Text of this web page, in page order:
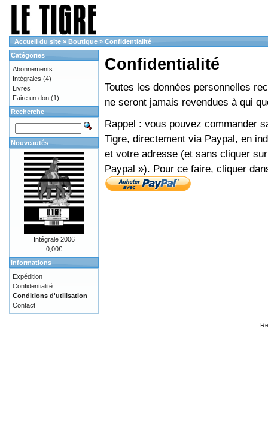
Accueil du site » Boutique » Confidentialité
Confidentialité
Toutes les données personnelles
ne seront jamais revendues à qui
Rappel : vous pouvez commander
Tigre, directement via Paypal, en
et votre adresse (et sans cliquer
Paypal »). Pour ce faire, cliquer
Catégories
Abonnements
Intégrales (4)
Livres
Faire un don (1)
Recherche
Nouveautés
Intégrale 2006
0,00€
Informations
Expédition
Confidentialité
Conditions d'utilisation
Contact